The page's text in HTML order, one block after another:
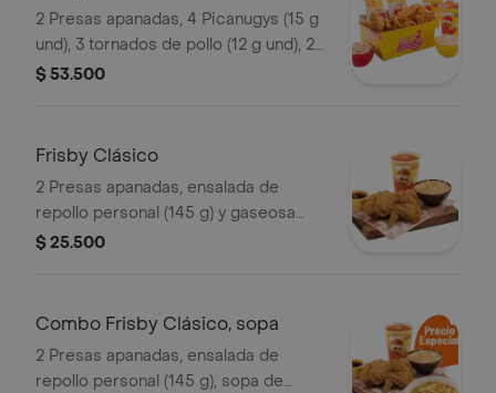
2 Presas apanadas, 4 Picanugys (15 g
und), 3 tornados de pollo (12 g und), 2
porciones de papas francesas
$ 53.500
Frisby Clásico
2 Presas apanadas, ensalada de
repollo personal (145 g) y gaseosa
(325 ml)
$ 25.500
Combo Frisby Clásico, sopa
2 Presas apanadas, ensalada de
repollo personal (145 g), sopa de